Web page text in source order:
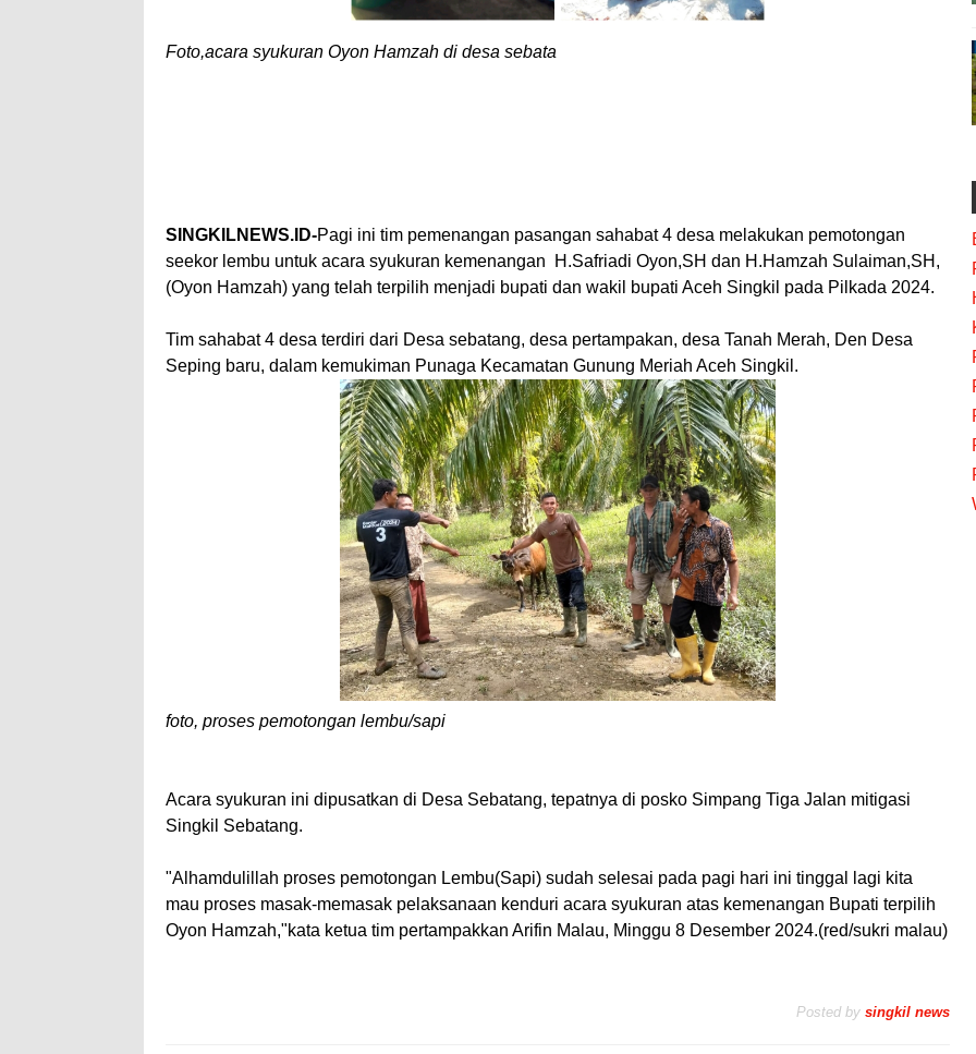
Foto,acara syukuran Oyon Hamzah di desa sebata
SINGKILNEWS.ID-Pagi ini tim pemenangan pasangan sahabat 4 desa melakukan pemotongan
seekor lembu untuk acara syukuran kemenangan H.Safriadi Oyon,SH dan H.Hamzah Sulaiman,SH,
(Oyon Hamzah) yang telah terpilih menjadi bupati dan wakil bupati Aceh Singkil pada Pilkada 2024.
Tim sahabat 4 desa terdiri dari Desa sebatang, desa pertampakan, desa Tanah Merah, Den Desa
Seping baru, dalam kemukiman Punaga Kecamatan Gunung Meriah Aceh Singkil.
foto, proses pemotongan lembu/sapi
Acara syukuran ini dipusatkan di Desa Sebatang, tepatnya di posko Simpang Tiga Jalan mitigasi
Singkil Sebatang.
"Alhamdulillah proses pemotongan Lembu(Sapi) sudah selesai pada pagi hari ini tinggal lagi kita
mau proses masak-memasak pelaksanaan kenduri acara syukuran atas kemenangan Bupati terpilih
Oyon Hamzah,"kata ketua tim pertampakkan Arifin Malau, Minggu 8 Desember 2024.(red/sukri malau)
Posted by singkil news